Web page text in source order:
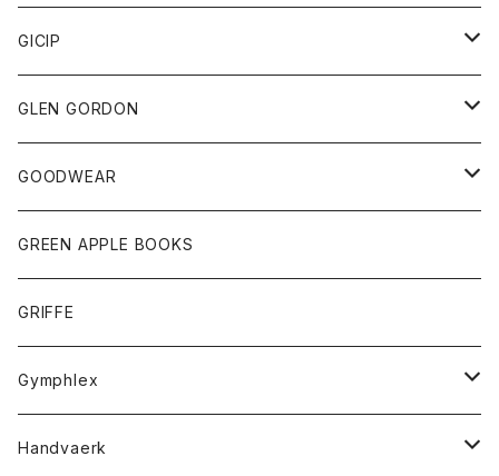
ボトム
パーカー
グッズ
ネクタイ
チーフ
トップス
シャツ
タンクトップ
ボトム
ショートパンツ
スカート
レディース
スカート
Tシャツ
靴
サンダル
GICIP
トップス
Tシャツ
GLEN GORDON
グッズ
手袋
GOODWEAR
トップス
Tシャツ
GREEN APPLE BOOKS
GRIFFE
Gymphlex
アウター
Handvaerk